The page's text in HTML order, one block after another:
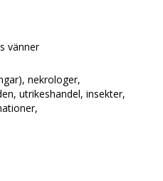
vänner
nekrologer,
utrikeshandel, insekter,